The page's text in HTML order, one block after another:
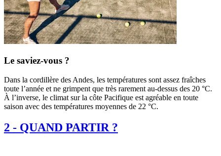
Le saviez-vous ?
Dans la cordillère des Andes, les températures sont assez fraîches
toute l’année et ne grimpent que très rarement au-dessus des 20 °C.
À l’inverse, le climat sur la côte Pacifique est agréable en toute
saison avec des températures moyennes de 22 °C.
2 - QUAND PARTIR ?